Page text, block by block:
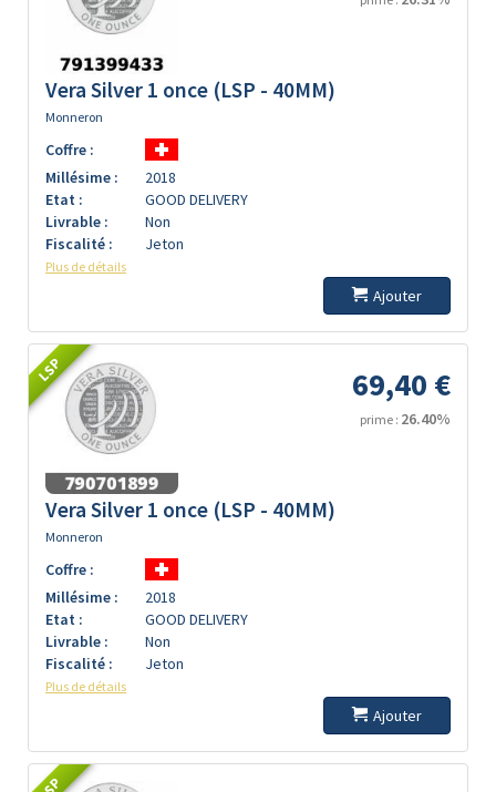
Vera Silver 1 once (LSP - 40MM)
Monneron
Coffre :
Millésime :
2018
Etat :
GOOD DELIVERY
Livrable :
Non
Fiscalité :
Jeton
Plus de détails
Ajouter
LSP 69,40 €
prime : 26.40%
Vera Silver 1 once (LSP - 40MM)
Monneron
Coffre :
Millésime :
2018
Etat :
GOOD DELIVERY
Livrable :
Non
Fiscalité :
Jeton
Plus de détails
Ajouter